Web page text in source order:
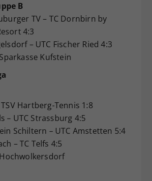
B
TV – TC Dornbirn by
4:3
– UTC Fischer Ried 4:3
Kufstein
TSV Hartberg-Tennis 1:8
– UTC Strassburg 4:5
Schiltern – UTC Amstetten 5:4
– TC Telfs 4:5